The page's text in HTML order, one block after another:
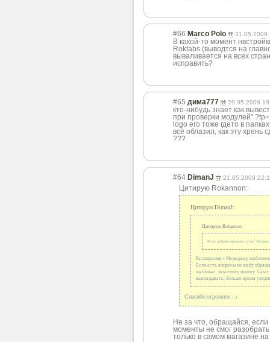
#66 Marco Polo 31.05.2009
В какой-то момент
Roktabs (выводтся на
вываливается на всех
исправить?
#65 дима777 29.05.2009
кто-нибудь знает как
при проверки модулей"
logo его тоже гдето в
всё облазил, как эту хрень
???
#64 DimanJ 21.05.2009
Цитирую Rokannon:
Цитирую DimanJ:
Цитирую Rokannon:
Всем доброго времени суток!
Расширения > Менеджер шаблонов
Если есть вопросы по шабу
шаблона), чем смогу помогу. Сам
выкладывать, больше время
Спасибо огромное :-)
Не за что, обращайся,
моменты не смог
только в самом магазине